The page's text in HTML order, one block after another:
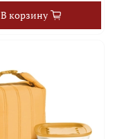
В корзину